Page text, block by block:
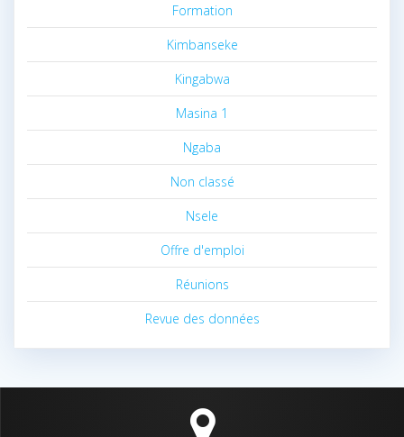
Formation
Kimbanseke
Kingabwa
Masina 1
Ngaba
Non classé
Nsele
Offre d'emploi
Réunions
Revue des données